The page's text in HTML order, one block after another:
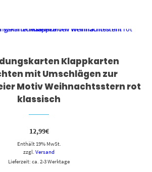
Klappkarten
mit Umschlägen zur
Motiv Weihnachtsstern rot
klassisch
12,99€
Enthält 19% MwSt.
zzgl. Versand
Lieferzeit: ca. 2-3 Werktage